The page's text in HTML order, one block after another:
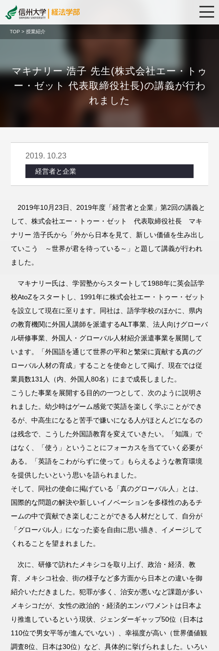
TOP > 授業紹介
マキナリー 浩子 先生(株式会社エー・トゥ
ー・ゼット 代表取締役社長)の講義が行わ
れました
2019. 10.23
経営者と企業
2019年10月23日、2019年度「経営者と企業」第2回の講義と
して、株式会社エー・トゥー・ゼット 代表取締役社長 マキ
ナリー 浩子氏から「外から日本を見て、新しい価値を生み出し
ていこう ～世界が君を待っている～」と題して講義が行われ
ました。
マキナリー氏は、学習塾からスタートして1988年に英会話学
校AtoZをスタートし、1991年に株式会社エー・トゥー・ゼット
を設立して現在に至ります。同社は、語学学校のほかに、県内
の教育機関に外国人講師を派遣するALT事業、法人向けグローバ
ル研修事業、外国人・グローバル人材紹介派遣事業を展開して
います。「外国語を通じて世界の平和と繁栄に貢献する真のグ
ローバル人材の育成」することを使命として掲げ、現在では従
業員数131人（内、外国人80名）にまで成長しました。
こうした事業を展開する目的の一つとして、次のように説明さ
れました。幼少時はゲーム感覚で英語を楽しく学ぶことができ
るが、中高生になると苦手で嫌いになる人がほとんどになるの
は残念で、こうした外国語教育を変えていきたい。「知識」で
はなく、「使う」ということにフォーカスを当てていく必要が
ある。「英語をこわがらずに使って」もらえるような教育環境
を提供したいという思いを語られました。
そして、同社の使命に掲げている「真のグローバル人」とは、
国際的な問題の解決や新しいイノベーションを多様性のあるチ
ームの中で貢献でき楽しむことができる人材だとして、自分が
「グローバル人」になった姿を自由に思い描き、イメージして
くれることを望まれました。
次に、研修で訪れたメキシコを取り上げ、政治・経済、教
育、メキシコ社会、街の様子など多方面から日本との違いを御
紹介いただきました。犯罪が多く、治安が悪いなど課題が多い
メキシコだが、女性の政治的・経済的エンパワメントは日本よ
り推進しているという現状、ジェンダーギャップ50位（日本は
110位で男女平等が進んでいない）、幸福度が高い（世界価値観
調査8位、日本は30位）など、具体的に挙げられました。いろい